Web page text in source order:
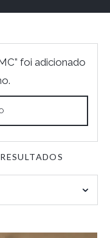
foi adicionado
MAIS